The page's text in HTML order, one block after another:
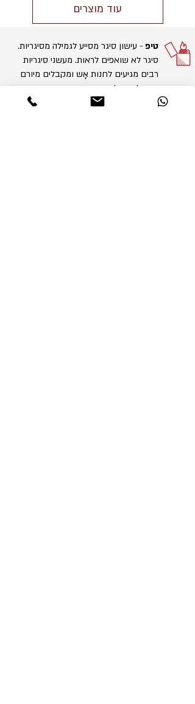
טיפ - עישון סיגר מסייע לגמילה מסיגריות.
סיגר לא שואפים לראות. מעשני סיגריות
רבים מגיעים לחנות אָש ומקבלים מיורם
ייעוץ להתחיל בסיגרים תעשייתיים, בדרך
לגמילה מסיגריות.
עוד מוצרים